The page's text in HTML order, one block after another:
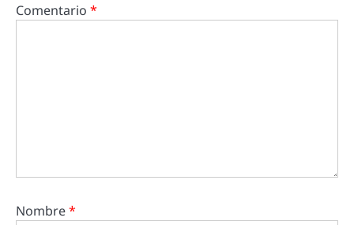
Comentario *
Nombre*